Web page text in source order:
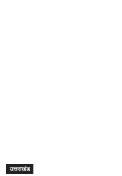
उत्तराखंड